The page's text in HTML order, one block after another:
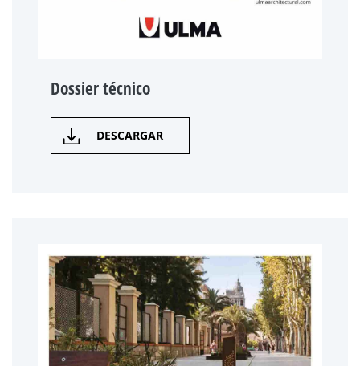
Dossier técnico
DESCARGAR